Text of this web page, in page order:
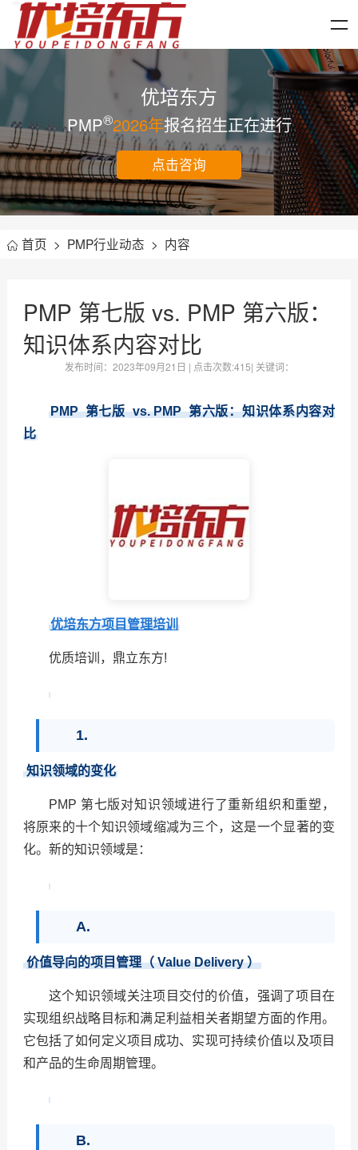
优培东方
PMP®2026年报名招生正在进行
点击咨询
首页 > PMP行业动态 > 内容
PMP 第七版 vs. PMP 第六版：
知识体系内容对比
发布时间： 2023年09月21日 | 点击次数:415| 关键词：
PMP 第七版 vs. PMP 第六版：知识体系内容对
比
优培东方项目管理培训
优质培训，鼎立东方!
1.
知识领域的变化
PMP 第七版对知识领域进行了重新组织和重塑，
将原来的十个知识领域缩减为三个，这是一个显著的变
化。新的知识领域是：
A.
价值导向的项目管理（ Value Delivery ）
这个知识领域关注项目交付的价值，强调了项目在
实现组织战略目标和满足利益相关者期望方面的作用。
它包括了如何定义项目成功、实现可持续价值以及项目
和产品的生命周期管理。
B.